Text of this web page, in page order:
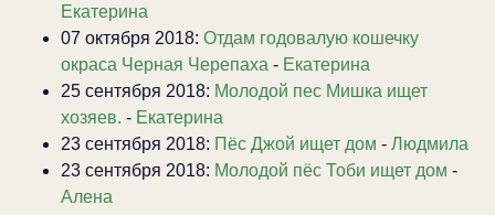
Екатерина
07 октября 2018: Отдам годовалую кошечку
окраса Черная Черепаха - Екатерина
25 сентября 2018: Молодой пес Мишка ищет
хозяев. - Екатерина
23 сентября 2018: Пёс Джой ищет дом - Людмила
23 сентября 2018: Молодой пёс Тоби ищет дом -
Алена